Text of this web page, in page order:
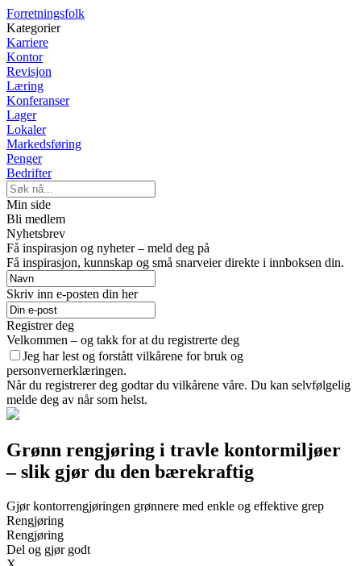
Forretningsfolk
Kategorier
Karriere
Kontor
Revisjon
Læring
Konferanser
Lager
Lokaler
Markedsføring
Penger
Bedrifter
Min side
Bli medlem
Nyhetsbrev
Få inspirasjon og nyheter – meld deg på
Få inspirasjon, kunnskap og små snarveier direkte i innboksen din.
Skriv inn e-posten din her
Registrer deg
Velkommen – og takk for at du registrerte deg
Jeg har lest og forstått vilkårene for bruk og
personvernerklæringen.
Når du registrerer deg godtar du vilkårene våre. Du kan selvfølgelig
melde deg av når som helst.
Grønn rengjøring i travle kontormiljøer
– slik gjør du den bærekraftig
Gjør kontorrengjøringen grønnere med enkle og effektive grep
Rengjøring
Rengjøring
Del og gjør godt